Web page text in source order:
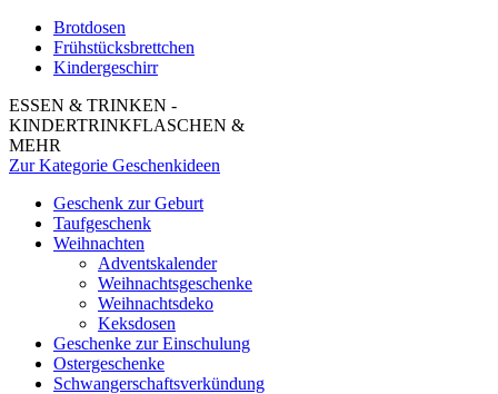
Brotdosen
Frühstücksbrettchen
Kindergeschirr
ESSEN & TRINKEN -
KINDERTRINKFLASCHEN &
MEHR
Zur Kategorie Geschenkideen
Geschenk zur Geburt
Taufgeschenk
Weihnachten
Adventskalender
Weihnachtsgeschenke
Weihnachtsdeko
Keksdosen
Geschenke zur Einschulung
Ostergeschenke
Schwangerschaftsverkündung